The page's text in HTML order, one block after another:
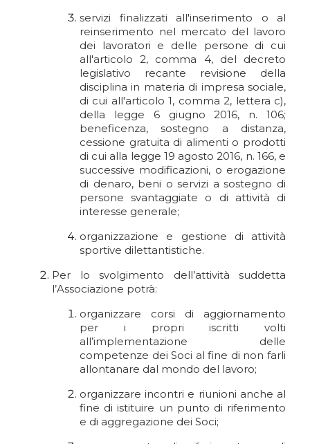
servizi finalizzati all'inserimento o al
reinserimento nel mercato del lavoro
dei lavoratori e delle persone di cui
all'articolo 2, comma 4, del decreto
legislativo recante revisione della
disciplina in materia di impresa sociale,
di cui all'articolo 1, comma 2, lettera c),
della legge 6 giugno 2016, n. 106;
beneficenza, sostegno a distanza,
cessione gratuita di alimenti o prodotti
di cui alla legge 19 agosto 2016, n. 166, e
successive modificazioni, o erogazione
di denaro, beni o servizi a sostegno di
persone svantaggiate o di attività di
interesse generale;
organizzazione e gestione di attività
sportive dilettantistiche.
Per lo svolgimento dell’attività suddetta
l’Associazione potrà:
organizzare corsi di aggiornamento
per i propri iscritti volti
all’implementazione delle
competenze dei Soci al fine di non farli
allontanare dal mondo del lavoro;
organizzare incontri e riunioni anche al
fine di istituire un punto di riferimento
e di aggregazione dei Soci;